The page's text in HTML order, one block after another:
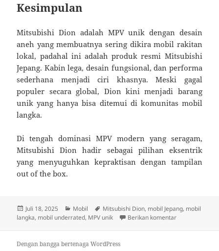
Kesimpulan
Mitsubishi Dion adalah MPV unik dengan desain
aneh yang membuatnya sering dikira mobil rakitan
lokal, padahal ini adalah produk resmi Mitsubishi
Jepang. Kabin lega, desain fungsional, dan performa
sederhana menjadi ciri khasnya. Meski gagal
populer secara global, Dion kini menjadi barang
unik yang hanya bisa ditemui di komunitas mobil
langka.
Di tengah dominasi MPV modern yang seragam,
Mitsubishi Dion hadir sebagai pilihan eksentrik
yang menyuguhkan kepraktisan dengan tampilan
out of the box.
Diposkan
pada
Juli 18, 2025 Kategori
Mobil Tag
Mitsubishi Dion, mobil Jepang, mobil
langka, mobil underrated, MPV unik Berikan komentaruntuk
Dengan bangga bertenaga WordPress